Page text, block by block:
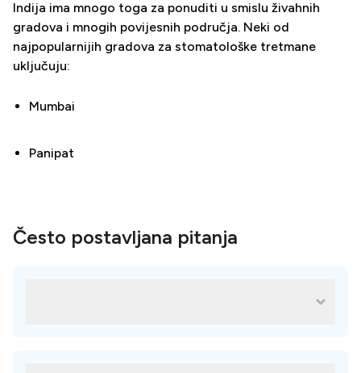
Indija ima mnogo toga za ponuditi u smislu živahnih
gradova i mnogih povijesnih područja. Neki od
najpopularnijih gradova za stomatološke tretmane
uključuju:
Mumbai
Panipat
Često postavljana pitanja